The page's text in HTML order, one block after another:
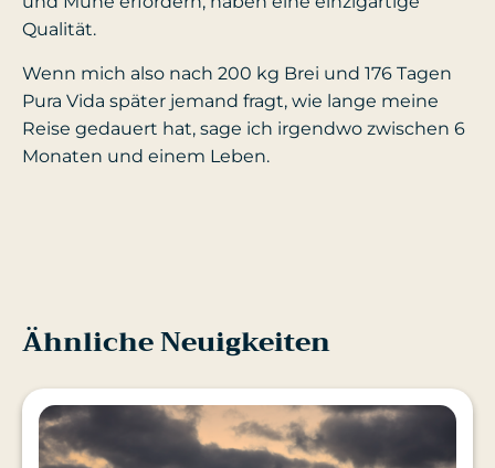
Qualität.
Wenn mich also nach 200 kg Brei und 176 Tagen
Pura Vida später jemand fragt, wie lange meine
Reise gedauert hat, sage ich irgendwo zwischen 6
Monaten und einem Leben.
Ähnliche Neuigkeiten